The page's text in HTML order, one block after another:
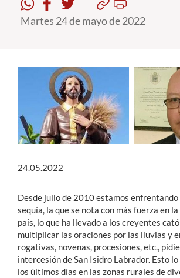
Funcionarios
English
Martes 24 de mayo de 2022
24.05.2022
Desde julio de 2010 estamos enfrentando
sequía, la que se nota con más fuerza en
país, lo que ha llevado a los creyentes
multiplicar las oraciones por las lluvias y
rogativas, novenas, procesiones, etc.,
intercesión de San Isidro Labrador. Esto
los últimos días en las zonas rurales de